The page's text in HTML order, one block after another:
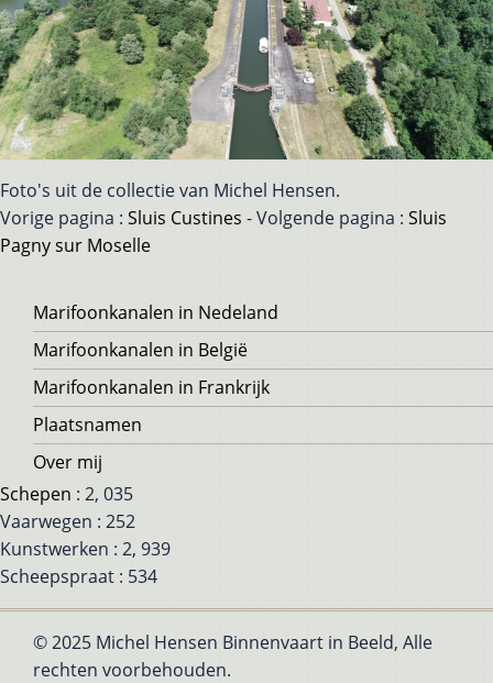
Foto's uit de collectie van Michel Hensen.
Vorige pagina : Sluis Custines - Volgende pagina : Sluis
Pagny sur Moselle
Voet
Marifoonkanalen in Nedeland
Marifoonkanalen in België
Marifoonkanalen in Frankrijk
Plaatsnamen
Over mij
Schepen : 2, 035
Vaarwegen : 252
Kunstwerken : 2, 939
Scheepspraat : 534
© 2025 Michel Hensen Binnenvaart in Beeld, Alle
rechten voorbehouden.